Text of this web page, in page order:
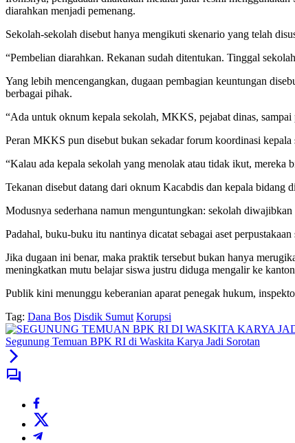
diarahkan menjadi pemenang.
Sekolah-sekolah disebut hanya mengikuti skenario yang telah
“Pembelian diarahkan. Rekanan sudah ditentukan. Tinggal
Yang lebih mencengangkan, dugaan pembagian keuntungan
berbagai pihak.
“Ada untuk oknum kepala sekolah, MKKS, pejabat dinas,
Peran MKKS pun disebut bukan sekadar forum koordinasi
“Kalau ada kepala sekolah yang menolak atau tidak ikut,
Tekanan disebut datang dari oknum Kacabdis dan kepala bidang
Modusnya sederhana namun menguntungkan: sekolah
Padahal, buku-buku itu nantinya dicatat sebagai aset
Jika dugaan ini benar, maka praktik tersebut bukan hanya
meningkatkan mutu belajar siswa justru diduga mengalir ke
Publik kini menunggu keberanian aparat penegak hukum,
Tag: Dana Bos Disdik Sumut Korupsi
Segunung Temuan BPK RI di Waskita Karya Jadi Sorotan